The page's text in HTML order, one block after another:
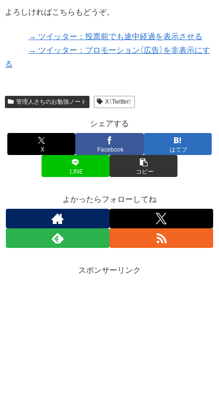
よろしければこちらもどうぞ。
→ ツイッター：投票前でも途中経過を表示させる
→ ツイッター：プロモーション（広告）を非表示にす
る
管理人さちのお勉強ノート X（Twitter）
シェアする
X Facebook はてブ
LINE コピー
よかったらフォローしてね
スポンサーリンク